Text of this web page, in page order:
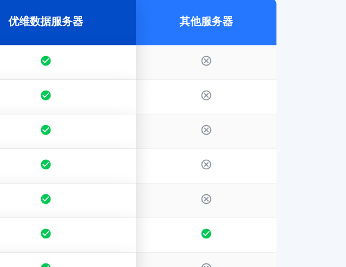
优维数据服务器 其他服务器